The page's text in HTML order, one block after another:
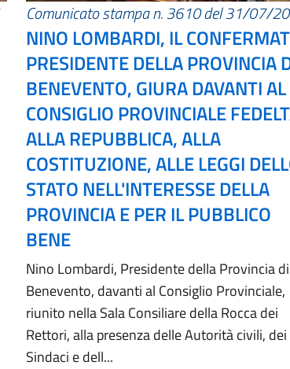
Comunicato stampa n. 3610 del 31/07/
NINO LOMBARDI, IL
PRESIDENTE DELLA PROVINCIA
BENEVENTO, GIURA DAVANTI AL
CONSIGLIO PROVINCIALE
ALLA REPUBBLICA, ALLA
COSTITUZIONE, ALLE LEGGI
STATO NELL'INTERESSE DELLA
PROVINCIA E PER IL PUBBLICO
BENE
Nino Lombardi, Presidente della Provincia di
Benevento, davanti al Consiglio Provinciale,
riunito nella Sala Consiliare della Rocca dei
Rettori, alla presenza delle Autorità civili, dei
Sindaci e dell...